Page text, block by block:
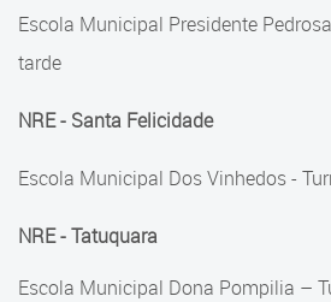
Escola Municipal Presidente
tarde
NRE - Santa Felicidade
Escola Municipal Dos Vinhedos -
NRE - Tatuquara
Escola Municipal Dona Pompilia –